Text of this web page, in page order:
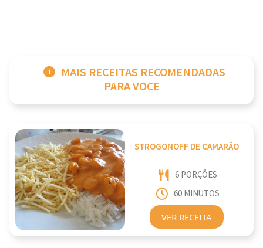
MAIS RECEITAS RECOMENDADAS
PARA VOCE
STROGONOFF DE CAMARÃO
6 PORÇÕES
60 MINUTOS
VER RECEITA